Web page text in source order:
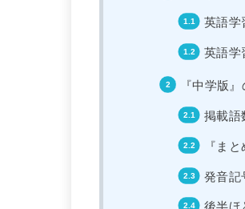
英語学
英語学
『中学版
掲載
『ま
発音記